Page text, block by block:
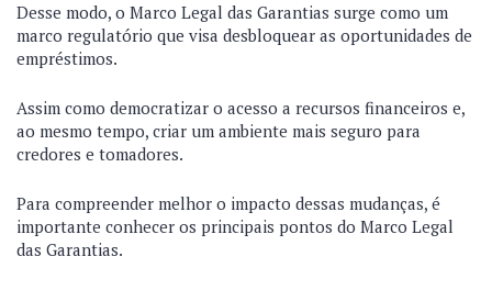
Desse modo, o Marco Legal das Garantias surge como um
marco regulatório que visa desbloquear as oportunidades de
empréstimos.
Assim como democratizar o acesso a recursos financeiros e,
ao mesmo tempo, criar um ambiente mais seguro para
credores e tomadores.
Para compreender melhor o impacto dessas mudanças, é
importante conhecer os principais pontos do Marco Legal
das Garantias.